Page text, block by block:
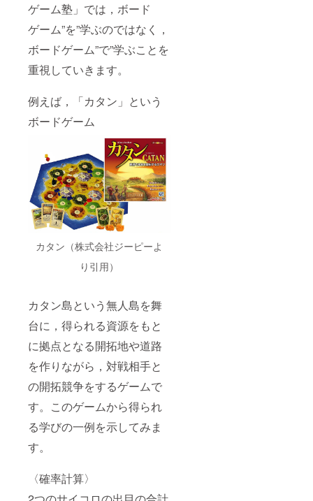
ゲーム塾」では，ボード
ゲーム”を”学ぶのではなく，
ボードゲーム”で”学ぶことを
重視していきます。
例えば，「カタン」という
ボードゲーム
カタン（株式会社ジーピーよ
り引用）
カタン島という無人島を舞
台に，得られる資源をもと
に拠点となる開拓地や道路
を作りながら，対戦相手と
の開拓競争をするゲームで
す。このゲームから得られ
る学びの一例を示してみま
す。
〈確率計算〉